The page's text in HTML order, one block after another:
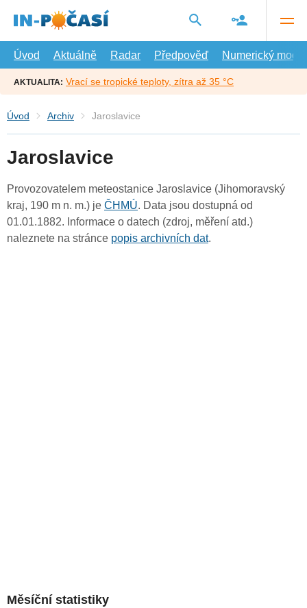
hlavní
Úvod
Aktuálně Radar Předpověď Numerický model
AKTUALITA: Vrací se tropické teploty, zítra až 35 °C
Úvod Archiv Jaroslavice
Jaroslavice
Provozovatelem meteostanice Jaroslavice (Jihomoravský
kraj, 190 m n. m.) je ČHMÚ. Data jsou dostupná od
01.01.1882. Informace o datech (zdroj, měření atd.)
naleznete na stránce popis archivních dat.
Měsíční statistiky